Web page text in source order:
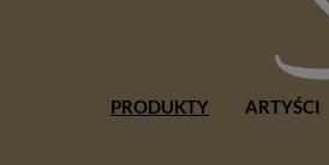
PRODUKTY ARTYŚCI